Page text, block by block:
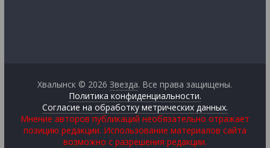
Хвалынск © 2026Звезда. Все права защищены.
Политика конфиденциальности.
Согласие на обработку метрических данных.
Мнение авторов публикаций необязательно отражает
позицию редакции. Использование материалов сайта
возможно с разрешения редакции.